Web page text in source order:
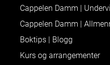
Cappelen Damm |
Cappelen Damm |
Boktips | Blogg
Kurs og arrangementer